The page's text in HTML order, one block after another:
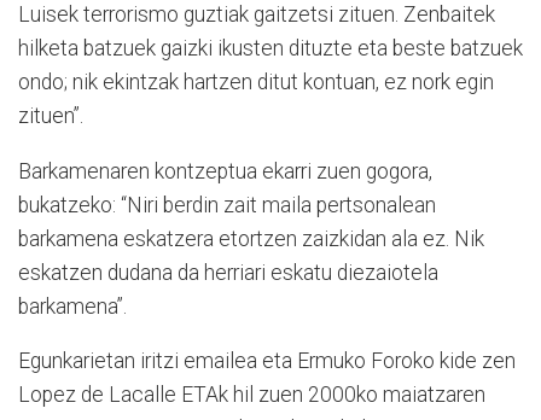
Luisek terrorismo guztiak gaitzetsi zituen. Zenbaitek
hilketa batzuek gaizki ikusten dituzte eta beste batzuek
ondo; nik ekintzak hartzen ditut kontuan, ez nork egin
zituen”.
Barkamenaren kontzeptua ekarri zuen gogora,
bukatzeko: “Niri berdin zait maila pertsonalean
barkamena eskatzera etortzen zaizkidan ala ez. Nik
eskatzen dudana da herriari eskatu diezaiotela
barkamena”.
Egunkarietan iritzi emailea eta Ermuko Foroko kide zen
Lopez de Lacalle ETAk hil zuen 2000ko maiatzaren